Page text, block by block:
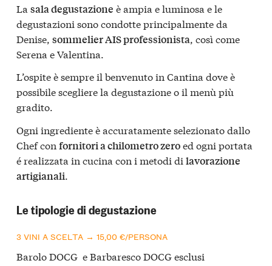
La sala degustazione è ampia e luminosa e le
degustazioni sono condotte principalmente da
Denise, sommelier AIS professionista , così come
Serena e Valentina.
L’ospite è sempre il benvenuto in Cantina dove è
possibile scegliere la degustazione o il menù più
gradito.
Ogni ingrediente è accuratamente selezionato dallo
Chef con fornitori a chilometro zeroed ogni portata
é realizzata in cucina con i metodi di lavorazione
artigianali.
Le tipologie di degustazione
3 VINI A SCELTA → 15,00 €/PERSONA
Barolo DOCG e Barbaresco DOCG esclusi